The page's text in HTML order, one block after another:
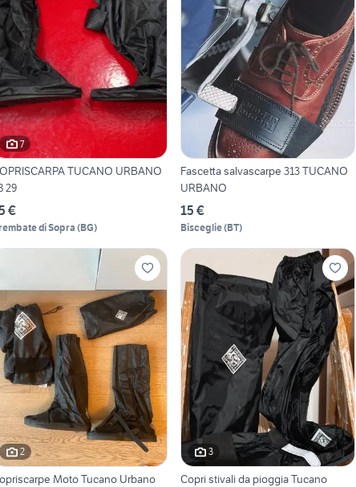
7
TUCANO URBANO
29
€
di Sopra (BG)
Fascetta salvascarpe 313 TUCANO
URBANO
15 €
Bisceglie(BT)
2
Moto Tucano Urbano
3
Copri stivali da pioggia Tucano